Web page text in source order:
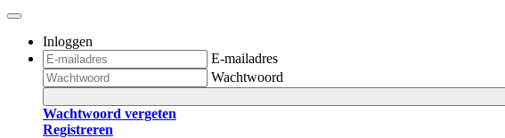
Inloggen
E-mailadres
Wachtwoord
Wachtwoord vergeten
Registreren